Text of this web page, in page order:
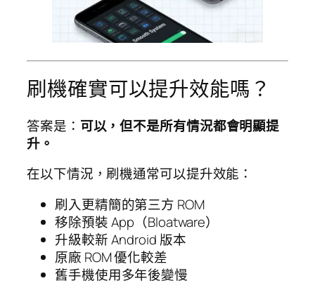
刷機確實可以提升效能嗎？
答案是： 可以，但不是所有情況都會明顯提
升。
在以下情況，刷機通常可以提升效能：
刷入更精簡的第三方 ROM
移除預裝 App（Bloatware）
升級較新 Android 版本
原廠 ROM 優化較差
舊手機使用多年後變慢